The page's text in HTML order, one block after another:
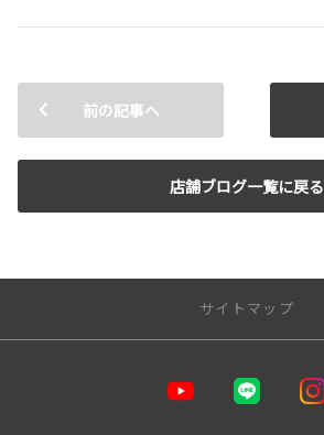
前の記事へ
店舗ブログ一覧に戻る
サイトマップ